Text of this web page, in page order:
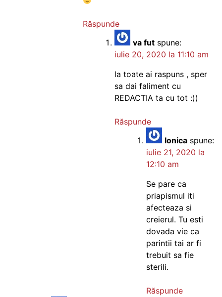
Răspunde
va fut spune:
iulie 20, 2020 la 11:10 am
la toate ai raspuns , sper
sa dai faliment cu
REDACTIA ta cu tot :))
Răspunde
Ionica spune:
iulie 21, 2020 la
12:10 am
Se pare ca
priapismul iti
afecteaza si
creierul. Tu esti
dovada vie ca
parintii tai ar fi
trebuit sa fie
sterili.
Răspunde